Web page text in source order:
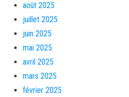
août 2025
juillet 2025
juin 2025
mai 2025
avril 2025
mars 2025
février 2025